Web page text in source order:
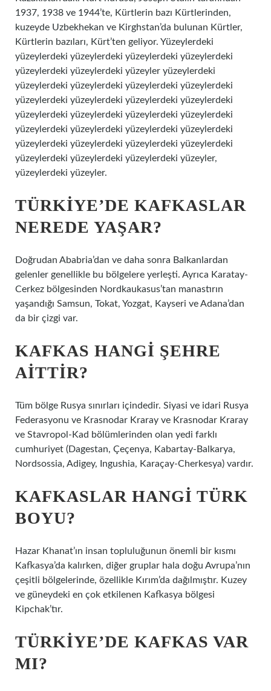
1937, 1938 ve 1944’te, Kürtlerin bazı Kürtlerinden,
kuzeyde Uzbekhekan ve Kirghstan’da bulunan Kürtler,
Kürtlerin bazıları, Kürt’ten geliyor. Yüzeylerdeki
yüzeylerdeki yüzeylerdeki yüzeylerdeki yüzeylerdeki
yüzeylerdeki yüzeylerdeki yüzeyler yüzeylerdeki
yüzeylerdeki yüzeylerdeki yüzeylerdeki yüzeylerdeki
yüzeylerdeki yüzeylerdeki yüzeylerdeki yüzeylerdeki
yüzeylerdeki yüzeylerdeki yüzeylerdeki yüzeylerdeki
yüzeylerdeki yüzeylerdeki yüzeylerdeki yüzeylerdeki
yüzeylerdeki yüzeylerdeki yüzeylerdeki yüzeylerdeki
yüzeylerdeki yüzeylerdeki yüzeylerdeki yüzeyler,
yüzeylerdeki yüzeyler.
TÜRKIYE’DE KAFKASLAR
NEREDE YAŞAR?
Doğrudan Ababria’dan ve daha sonra Balkanlardan
gelenler genellikle bu bölgelere yerleşti. Ayrıca Karatay-
Cerkez bölgesinden Nordkaukasus’tan manastırın
yaşandığı Samsun, Tokat, Yozgat, Kayseri ve Adana’dan
da bir çizgi var.
KAFKAS HANGI ŞEHRE
AITTIR?
Tüm bölge Rusya sınırları içindedir. Siyasi ve idari Rusya
Federasyonu ve Krasnodar Kraray ve Krasnodar Kraray
ve Stavropol-Kad bölümlerinden olan yedi farklı
cumhuriyet (Dagestan, Çeçenya, Kabartay-Balkarya,
Nordsossia, Adigey, Ingushia, Karaçay-Cherkesya) vardır.
KAFKASLAR HANGI TÜRK
BOYU?
Hazar Khanat’ın insan topluluğunun önemli bir kısmı
Kafkasya’da kalırken, diğer gruplar hala doğu Avrupa’nın
çeşitli bölgelerinde, özellikle Kırım’da dağılmıştır. Kuzey
ve güneydeki en çok etkilenen Kafkasya bölgesi
Kipchak’tır.
TÜRKIYE’DE KAFKAS VAR
MI?